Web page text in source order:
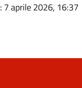
: 7 aprile 2026, 16:37